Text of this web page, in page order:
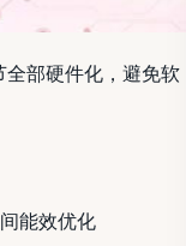
部硬件化，避免软
能效优化